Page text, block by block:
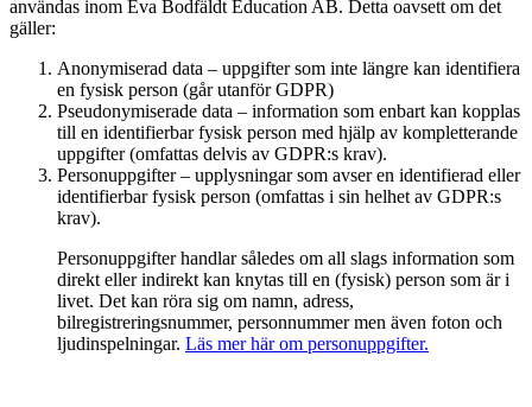
användas inom Eva Bodfäldt Education AB. Detta oavsett om det
gäller:
Anonymiserad data – uppgifter som inte längre kan identifiera
en fysisk person (går utanför GDPR)
Pseudonymiserade data – information som enbart kan kopplas
till en identifierbar fysisk person med hjälp av kompletterande
uppgifter (omfattas delvis av GDPR:s krav).
Personuppgifter – upplysningar som avser en identifierad eller
identifierbar fysisk person (omfattas i sin helhet av GDPR:s
krav).
Personuppgifter handlar således om all slags information som
direkt eller indirekt kan knytas till en (fysisk) person som är i
livet. Det kan röra sig om namn, adress,
bilregistreringsnummer, personnummer men även foton och
ljudinspelningar. Läs mer här om personuppgifter.